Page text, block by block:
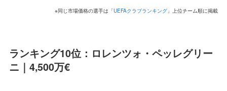
※同じ市場価格の選手は「UEFAクラブランキング 」上位チーム順に掲載
ランキング10位：ロレンツォ・ペッレグリー
ニ｜4,500万€